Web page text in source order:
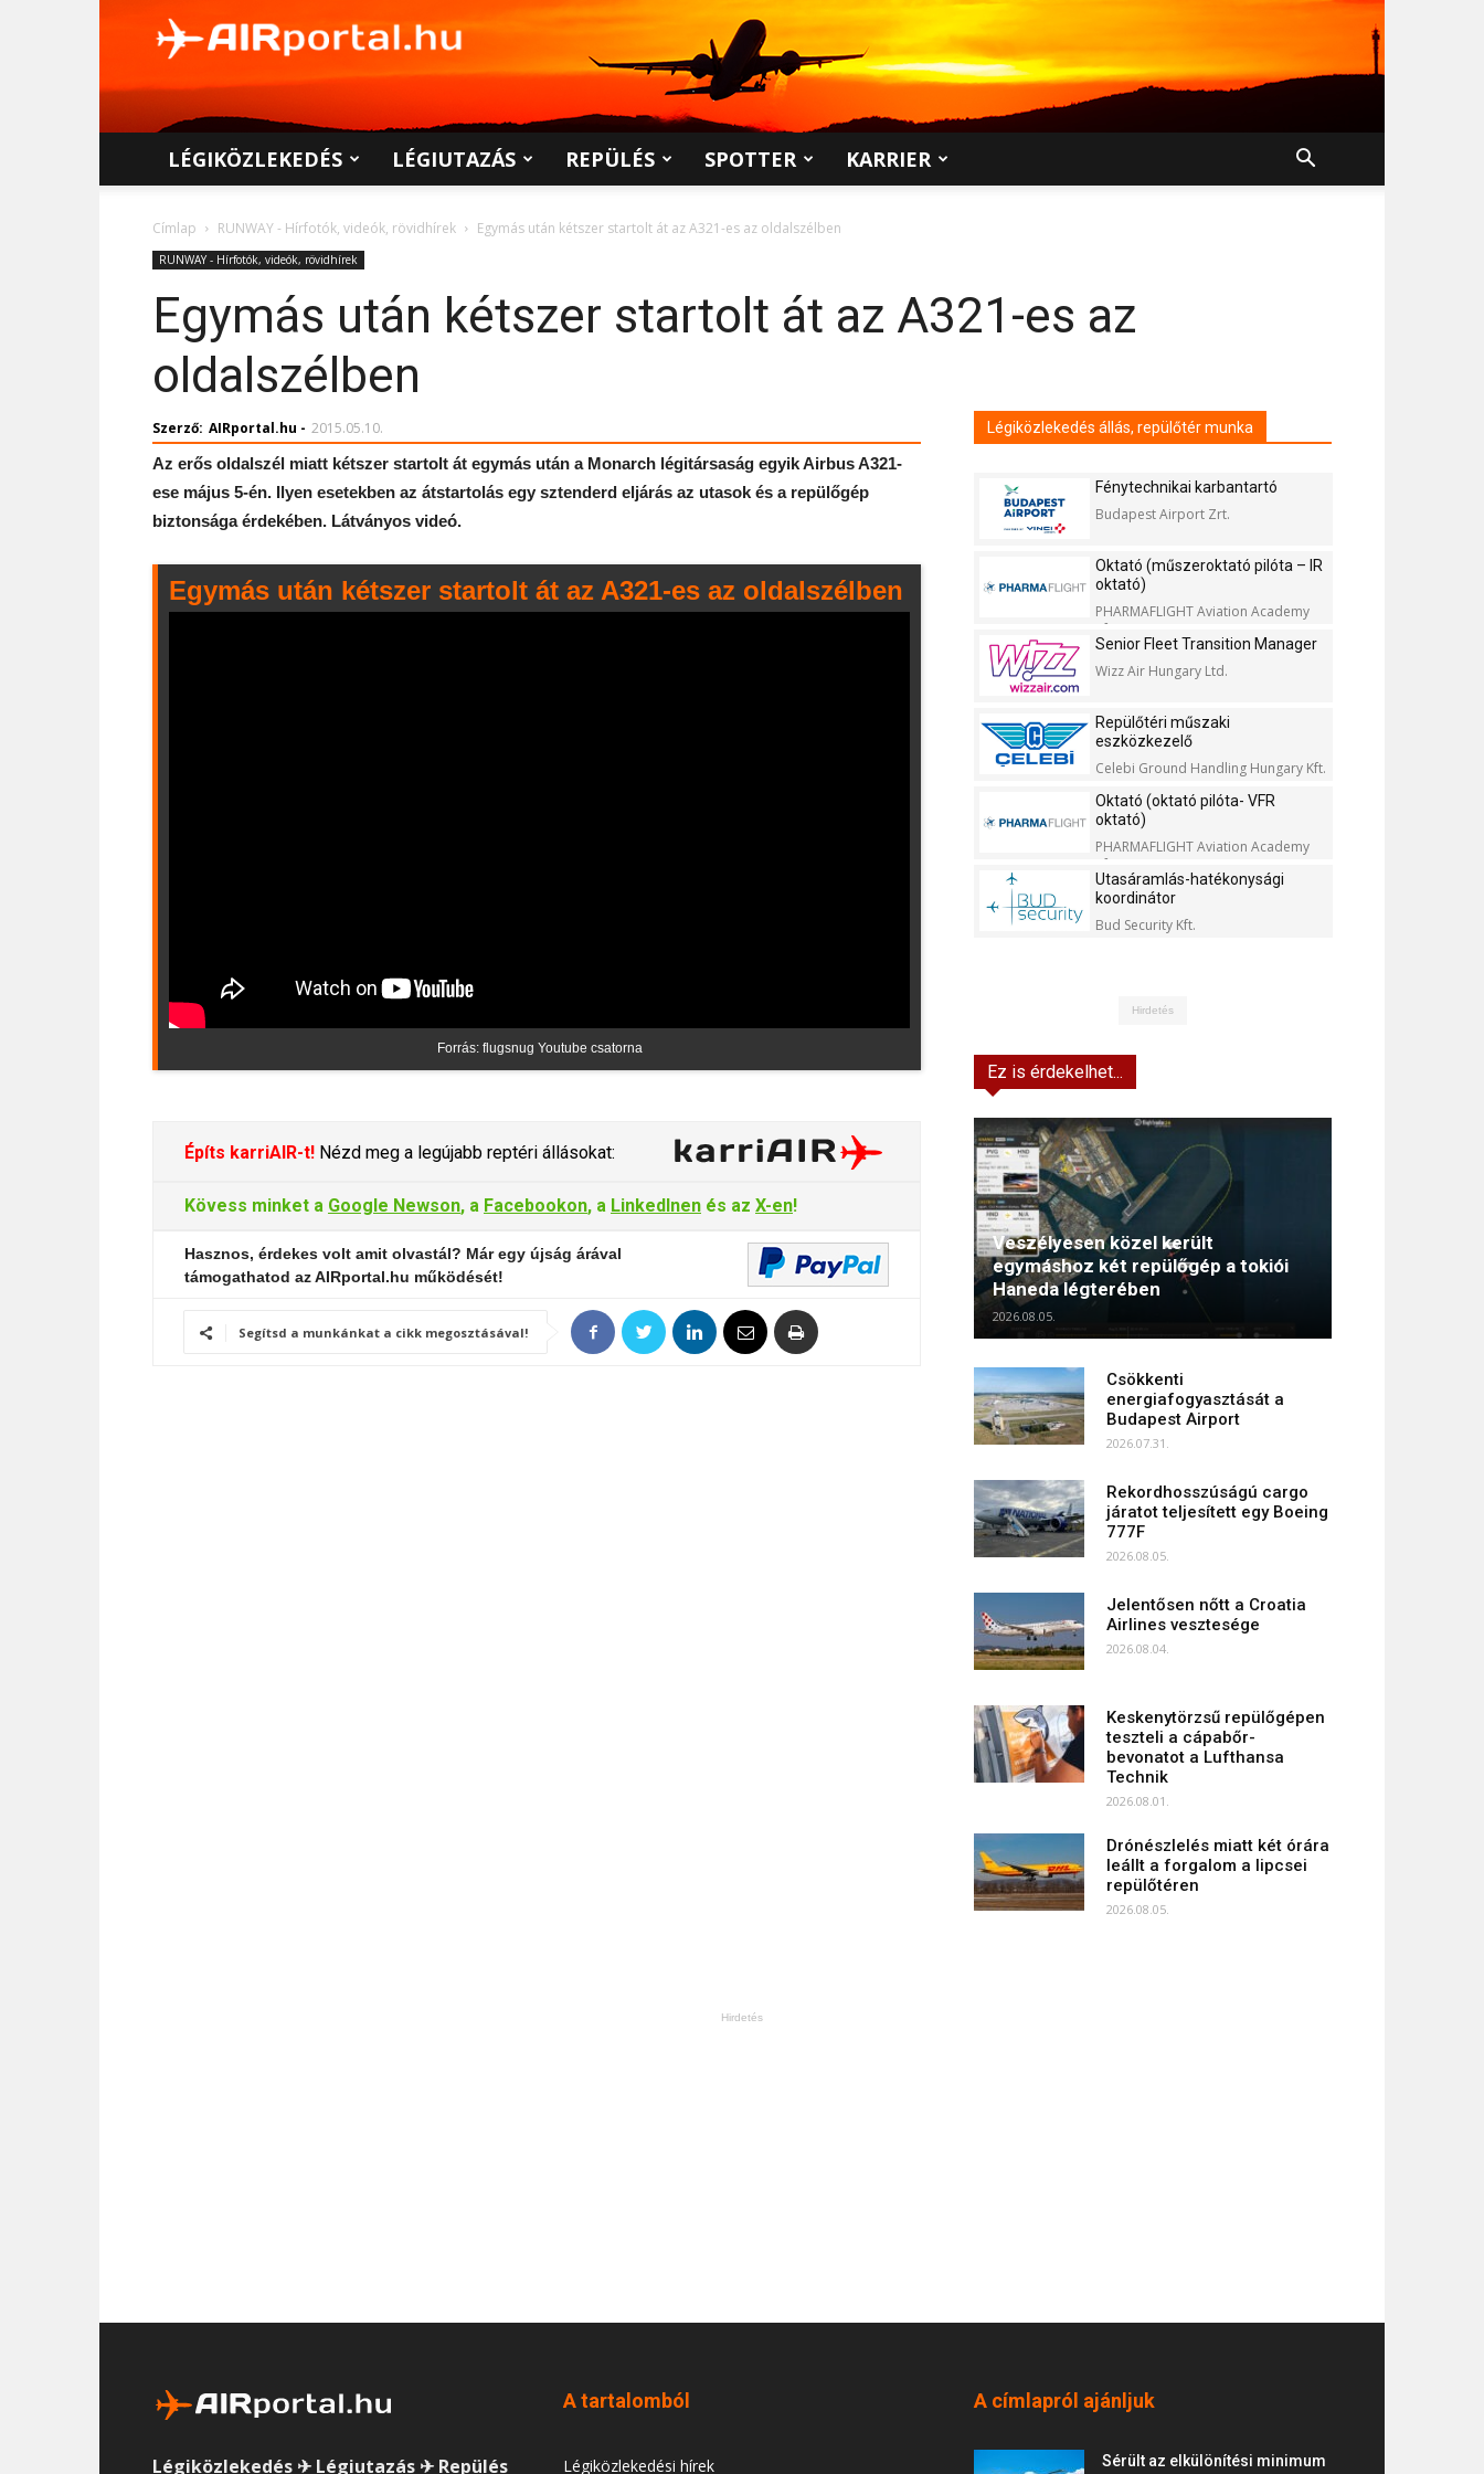
LÉGIKÖZLEKEDÉS LÉGIUTAZÁS REPÜLÉS SPOTTER KARRIER
Címlap RUNWAY - Hírfotók, videók, rövidhírek Egymás után kétszer startolt át az A321-es az oldalszélben
RUNWAY - Hírfotók, videók, rövidhírek
Egymás után kétszer startolt át az A321-es az
oldalszélben
Szerző: AIRportal.hu - 2015.05.10.
Az erős oldalszél miatt kétszer startolt át egymás után a Monarch légitársaság egyik Airbus A321-
ese május 5-én. Ilyen esetekben az átstartolás egy sztenderd eljárás az utasok és a repülőgép
biztonsága érdekében. Látványos videó.
Egymás után kétszer startolt át az A321-es az oldalszélben
Forrás: flugsnug Youtube csatorna
Építs karriAIR-t! Nézd meg a legújabb reptéri állásokat:
Kövess minket a Google Newson, a Facebookon, a LinkedInen és az X-en!
Hasznos, érdekes volt amit olvastál? Már egy újság árával
támogathatod az AIRportal.hu működését!
Segítsd a munkánkat a cikk megosztásával!
Légiközlekedés állás, repülőtér munka
Fénytechnikai karbantartó
Budapest Airport Zrt.
Oktató (műszeroktató pilóta – IR
oktató)
PHARMAFLIGHT Aviation Academy
Kft.
Senior Fleet Transition Manager
Wizz Air Hungary Ltd.
Repülőtéri műszaki
eszközkezelő
Celebi Ground Handling Hungary Kft.
Oktató (oktató pilóta- VFR
oktató)
PHARMAFLIGHT Aviation Academy
Kft.
Utasáramlás-hatékonysági
koordinátor
Bud Security Kft.
Hirdetés
Ez is érdekelhet...
Veszélyesen közel került
egymáshoz két repülőgép a tokiói
Haneda légterében
2026.08.05.
Csökkenti
energiafogyasztását a
Budapest Airport
2026.07.31.
Rekordhosszúságú cargo
járatot teljesített egy Boeing
777F
2026.08.05.
Jelentősen nőtt a Croatia
Airlines vesztesége
2026.08.04.
Keskenytörzsű repülőgépen
teszteli a cápabőr-
bevonatot a Lufthansa
Technik
2026.08.01.
Drónészlelés miatt két órára
leállt a forgalom a lipcsei
repülőtéren
2026.08.05.
Hirdetés
Légiközlekedés ✈ Légiutazás ✈ Repülés
A tartalomból
Légiközlekedési hírek
A címlapról ajánljuk
Sérült az elkülönítési minimum